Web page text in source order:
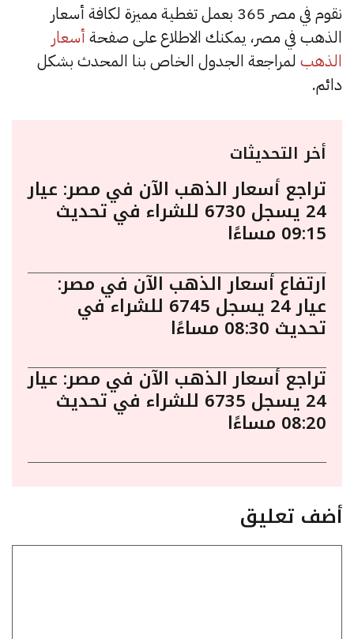
نقوم في مصر 365 بعمل تغطية مميزة لكافة أسعار
الذهب في مصر، يمكنك الاطلاع على صفحة أسعار
الذهب لمراجعة الجدول الخاص بنا المحدث بشكل
دائم.
أخر التحديثات
تراجع أسعار الذهب الآن في مصر: عيار
24 يسجل 6730 للشراء في تحديث
09:15 مساءًا
ارتفاع أسعار الذهب الآن في مصر:
عيار 24 يسجل 6745 للشراء في
تحديث 08:30 مساءًا
تراجع أسعار الذهب الآن في مصر: عيار
24 يسجل 6735 للشراء في تحديث
08:20 مساءًا
أضف تعليق